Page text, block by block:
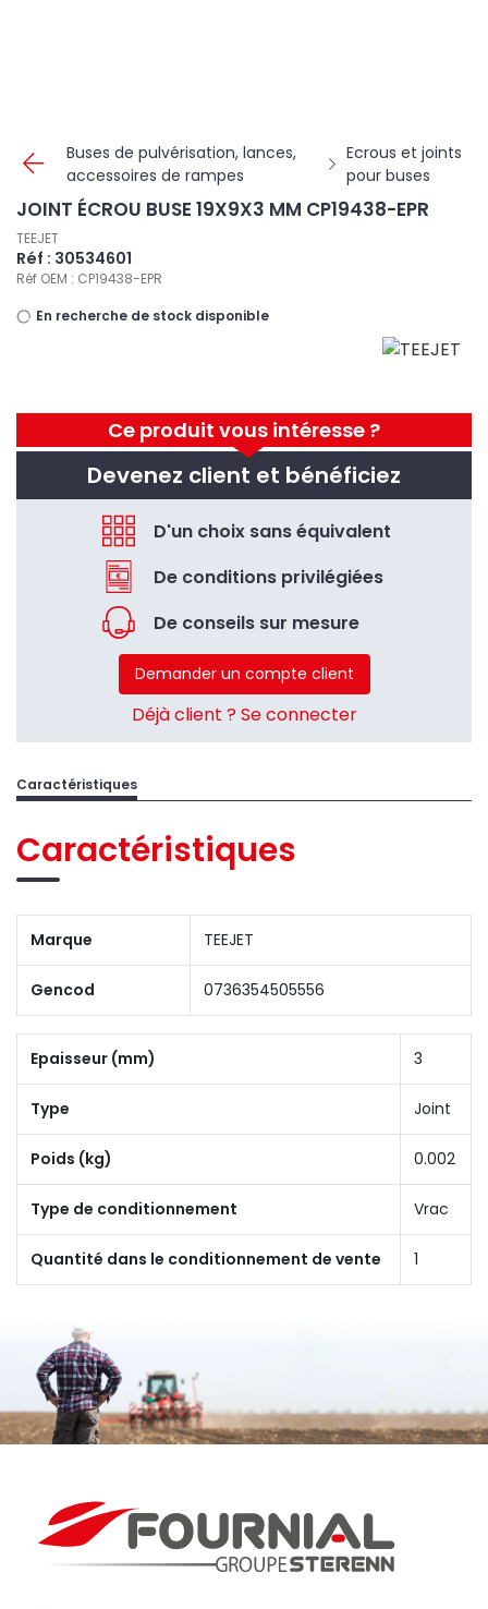
Buses de pulvérisation, lances,
accessoires de rampes
Ecrous et joints
pour buses
Ce produit vous intéresse ?
Devenez client et bénéficiez
D'un choix sans équivalent
De conditions privilégiées
De conseils sur mesure
Demander un compte client
Déjà client ? Se connecter
JOINT ÉCROU BUSE 19X9X3 MM CP19438-EPR
TEEJET
Réf : 30534601
Réf OEM : CP19438-EPR
En recherche de stock disponible
Caractéristiques
Caractéristiques
Marque TEEJET
Gencod 0736354505556
Epaisseur (mm) 3
Type Joint
Poids (kg) 0.002
Type de conditionnement Vrac
Quantité dans le conditionnement de vente 1